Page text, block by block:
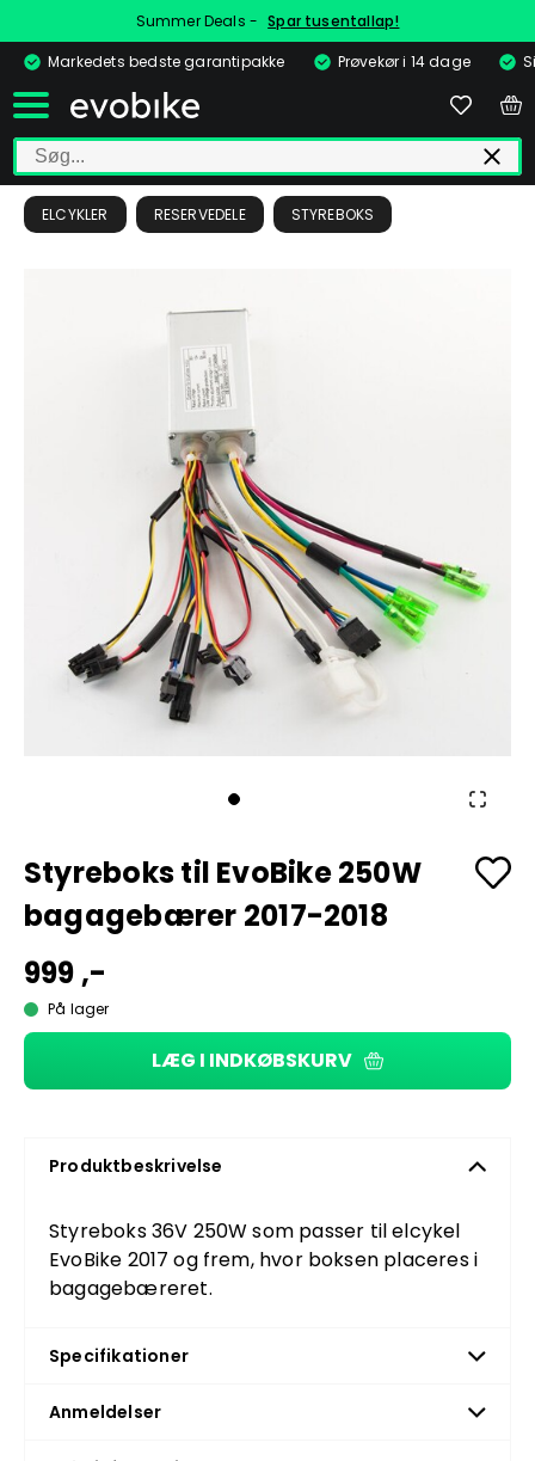
Summer Deals - Spar tusentallap!
Markedets bedste garantipakke
Prøvekør i 14 dage
ELCYKLER RESERVEDELE STYREBOKS
Styreboks til EvoBike 250W
bagagebærer 2017-2018
999 ,-
På lager
LÆG I INDKØBSKURV
Produktbeskrivelse
Styreboks 36V 250W som passer til elcykel
EvoBike 2017 og frem, hvor boksen placeres i
bagagebæreret.
Specifikationer
Anmeldelser